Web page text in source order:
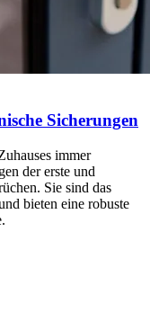
Sicherungen
immer
der erste und
Sie sind das
bieten eine robuste